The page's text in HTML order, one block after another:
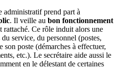
administratif prend part à
. Il veille au bon fonctionnement
rattaché. Ce rôle induit alors une
service, du personnel (postes,
son poste (démarches à effectuer,
etc.). Le secrétaire aide aussi le
en le délestant de certaines